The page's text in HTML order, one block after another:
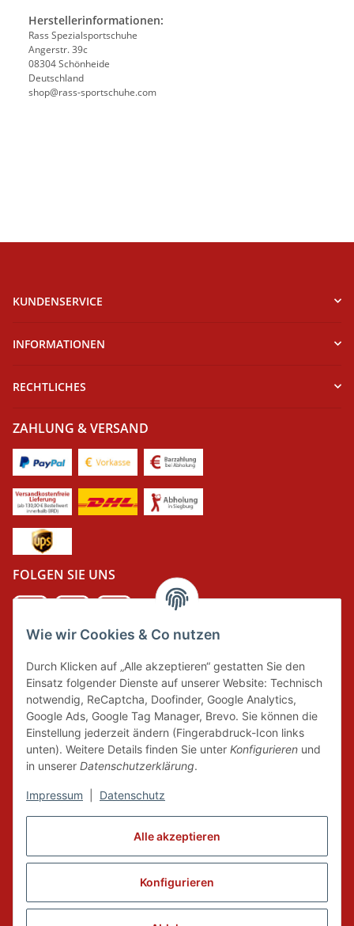
Alle akzeptieren
Konfigurieren
Wie wir Cookies & Co nutzen
Durch Klicken auf „Alle akzeptieren“ gestatten Sie den
Einsatz folgender Dienste auf unserer Website: Technisch
notwendig, ReCaptcha, Doofinder, Google Analytics,
Google Ads, Google Tag Manager, Brevo. Sie können die
Einstellung jederzeit ändern (Fingerabdruck-Icon links
unten). Weitere Details finden Sie unter Konfigurieren und
in unserer Datenschutzerklärung.
Impressum Datenschutz
Herstellerinformationen:
Rass Spezialsportschuhe
Angerstr. 39c
08304 Schönheide
Deutschland
shop@rass-sportschuhe.com
KUNDENSERVICE
INFORMATIONEN
RECHTLICHES
ZAHLUNG & VERSAND
FOLGEN SIE UNS
Wir tragen Verantwortung und erfüllen unsere
Pflichten zur Systembeteiligung nach dem
Verpackungsgesetz.
FAIRCOMMERCE
Wir sind seit 04.12.2015 Mitglied der Initiative
Vertrag widerrufen
* Alle Preise inkl. gesetzlicher MwSt., zzgl.Versand